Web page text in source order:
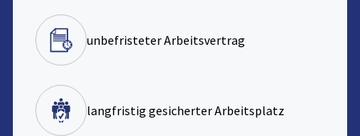
unbefristeter Arbeitsvertrag
langfristig gesicherter Arbeitsplatz